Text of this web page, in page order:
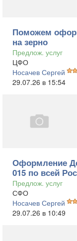
Поможем
на зерно
Предлож. услуг
ЦФО
Носачев Сергей
29.07.26 в 15:54
Оформление
015 по всей
Предлож. услуг
СФО
Носачев Сергей
29.07.26 в 10:49